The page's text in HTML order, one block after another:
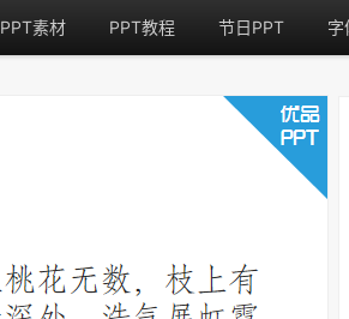
PPT素材 PPT教程 节日PPT 字